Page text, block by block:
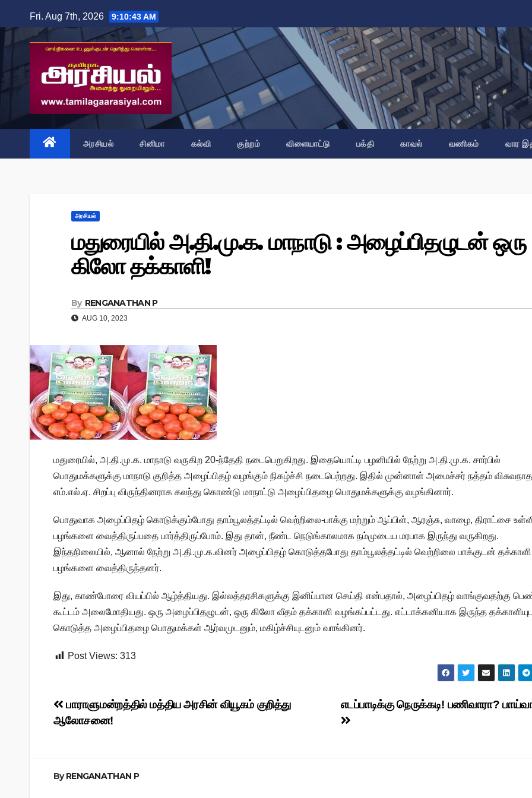
to
content
Fri. Aug 7th, 2026 9:10:43 AM
அரசியல் சினிமா கல்வி குற்றம் விளையாட்டு பக்தி காவல் வணிகம் வார
அரசியல்
மதுரையில் அ.தி.மு.க. மாநாடு : அழைப்பிதழுடன் ஒரு
கிலோ தக்காளி!
By RENGANATHAN P
AUG 10, 2023
மதுரையில், அ.தி.மு.க. மாநாடு வருகிற 20-ந்தேதி நடைபெறுகிறது. இதையொட்டி பழனியில் நேற்று அ.தி.மு.க. சார்பில்
பொதுமக்களுக்கு மாநாடு குறித்த அழைப்பிதழ் வழங்கும் நிகழ்ச்சி நடைபெற்றது. இதில் முன்னாள் அமைச்சர் நத்தம்
எம்.எல்.ஏ. சிறப்பு விருந்தினராக கலந்து கொண்டு மாநாட்டு அழைப்பிதழை பொதுமக்களுக்கு வழங்கினார்.
பொதுவாக அழைப்பிதழ் கொடுக்கும்போது தாம்பூலத்தட்டில் வெற்றிலை-பாக்கு மற்றும் ஆப்பிள், ஆரஞ்சு, வாழை, திராட்சை
பழங்களை வைத்திருப்பதை பார்த்திருப்போம். இது தான், நீண்ட நெடுங்காலமாக நம்முடைய மரபாக இருந்து வருகிறது.
இந்தநிலையில், ஆனால் நேற்று அ.தி.மு.க.வினர் அழைப்பிதழ் கொடுத்தபோது தாம்பூலத்தட்டில் வெற்றிலை பாக்குடன் தக்காளி
பழங்களை வைத்திருந்தனர்.
இது, காண்போரை வியப்பில் ஆழ்த்தியது. இல்லத்தரசிகளுக்கு இனிப்பான செய்தி என்பதால், அழைப்பிதழ் வாங்குவதற்கு
கூட்டம் அலைமோதியது. ஒரு அழைப்பிதழுடன், ஒரு கிலோ வீதம் தக்காளி வழங்கப்பட்டது. எட்டாக்கனியாக இருந்த
கொடுத்த அழைப்பிதழை பொதுமக்கள் ஆர்வமுடனும், மகிழ்ச்சியுடனும் வாங்கினர்.
Post Views: 313
Post
navigation
எடப்பாடிக்கு நெருக்கடி! பணிவாரா?
பாராளுமன்றத்தில் மத்திய அரசின் வியூகம் குறித்து
ஆலோசனை!
ByRENGANATHAN P